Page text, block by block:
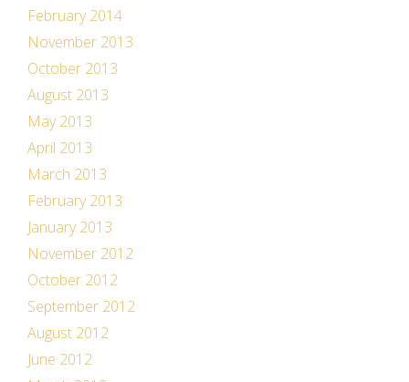
February 2014
November 2013
October 2013
August 2013
May 2013
April 2013
March 2013
February 2013
January 2013
November 2012
October 2012
September 2012
August 2012
June 2012